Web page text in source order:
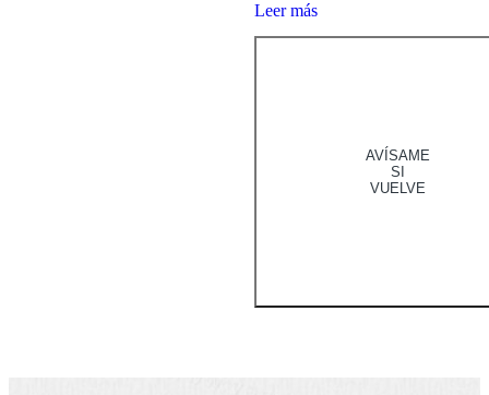
Leer más
AVÍSAME
SI
VUELVE